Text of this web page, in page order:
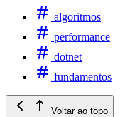
algoritmos
performance
dotnet
fundamentos
Voltar ao topo